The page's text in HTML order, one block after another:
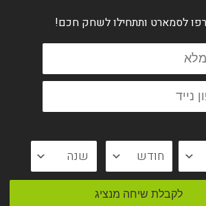
לסמארט ותתחילולשחק חכם!